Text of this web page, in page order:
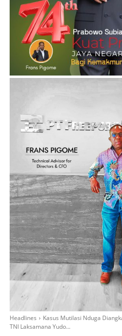
Headlines
Kasus Mutilasi Nduga
TNI Laksamana Yudo...